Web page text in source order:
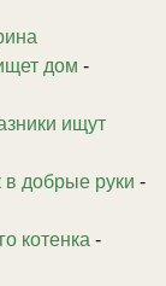
дом -
ищут
в добрые руки -
котенка -